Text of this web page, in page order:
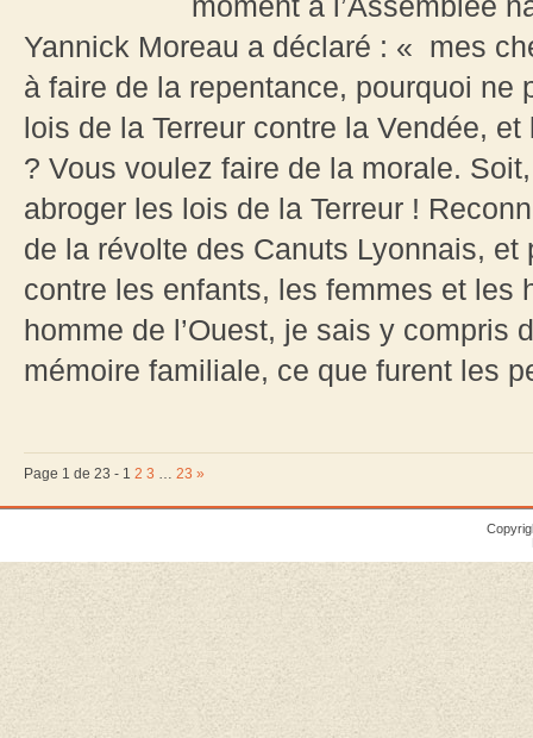
Yannick Moreau a déclaré : « mes
à faire de la repentance, pourquoi ne
lois de la Terreur contre la Vendée,
? Vous voulez faire de la morale.
abroger les lois de la Terreur !
de la révolte des Canuts Lyonnais,
contre les enfants, les femmes et les
homme de l’Ouest, je sais y compris
mémoire familiale, ce que furent les
Page 1 de 23 - 1 2 3 … 23 »